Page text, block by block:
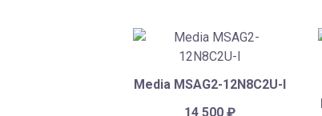
Media MSAG2-12N8C2U-I
14 500₽